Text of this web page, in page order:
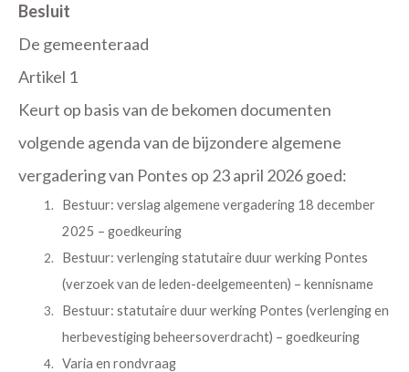
Besluit
De gemeenteraad
Artikel 1
Keurt op basis van de bekomen documenten
volgende agenda van de bijzondere algemene
vergadering van Pontes op 23 april 2026 goed:
Bestuur: verslag algemene vergadering 18 december
2025 – goedkeuring
Bestuur: verlenging statutaire duur werking Pontes
(verzoek van de leden-deelgemeenten) – kennisname
Bestuur: statutaire duur werking Pontes (verlenging en
herbevestiging beheersoverdracht) – goedkeuring
Varia en rondvraag